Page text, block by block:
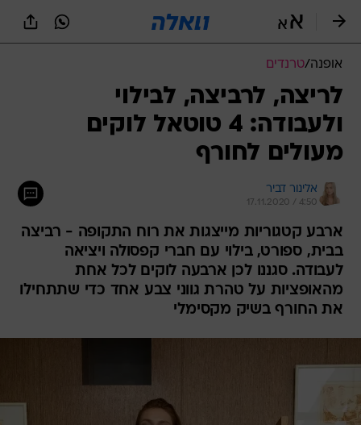
אופנה/טרנדים
לריצה, לרביצה, לבילוי
ולעבודה: 4 טוטאל לוקים
מעולים לחורף
אלינור דביר
17.11.2020 / 4:50
ארבע קטגוריות מייצגות את רוח התקופה - רביצה
בבית, ספורט, בילוי עם חברי קפסולה ויציאה
לעבודה. סגננו לכן ארבעה לוקים לכל אחת
מהאופציות על טהרת גווני צבע אחד כדי שתתחילו
את החורף בשיק מקסימלי